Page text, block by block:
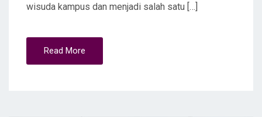
wisuda kampus dan menjadi salah satu […]
Read More